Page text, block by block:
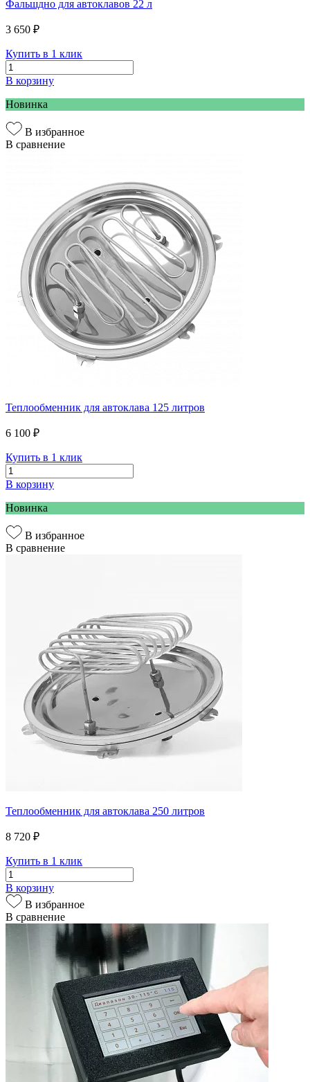
Фальшдно для автоклавов 22 л
3 650 ₽
Купить в 1 клик
В корзину
Новинка
В избранное
В сравнение
Теплообменник для автоклава 125 литров
6 100 ₽
Купить в 1 клик
В корзину
Новинка
В избранное
В сравнение
Теплообменник для автоклава 250 литров
8 720 ₽
Купить в 1 клик
В корзину
В избранное
В сравнение